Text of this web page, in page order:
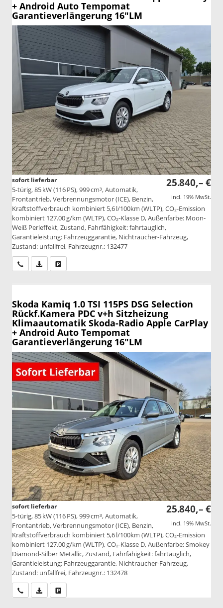
+ Android Auto Tempomat
Garantieverlängerung 16"LM
25.840,– €
incl. 19% MwSt.
sofort lieferbar
5-türig, 85 kW (116 PS), 999 cm³, Automatik,
Frontantrieb, Verbrennungsmotor (ICE), Benzin,
Kraftstoffverbrauch kombiniert 5,6 l/100km (WLTP), CO₂-Emission
kombiniert 127.00 g/km (WLTP), CO₂-Klasse D, Außenfarbe: Moon-
Weiß Perleffekt, Zustand, Fahrfähigkeit: fahrtauglich,
Garantieleistung: Fahrzeuggarantie, Nichtraucher-Fahrzeug,
Zustand: unfallfrei, Fahrzeugnr.: 132477
Wir rufen Sie anPDF-Datei, Fahrzeugexposé drucken
Skoda Kamiq 1.0 TSI 115PS DSG Selection
Rückf.Kamera PDC v+h Sitzheizung
Klimaautomatik Skoda-Radio Apple CarPlay
+ Android Auto Tempomat
Garantieverlängerung 16"LM
25.840,– €
incl. 19% MwSt.
sofort lieferbar
5-türig, 85 kW (116 PS), 999 cm³, Automatik,
Frontantrieb, Verbrennungsmotor (ICE), Benzin,
Kraftstoffverbrauch kombiniert 5,6 l/100km (WLTP), CO₂-Emission
kombiniert 127.00 g/km (WLTP), CO₂-Klasse D, Außenfarbe: Smokey
Diamond-Silber Metallic, Zustand, Fahrfähigkeit: fahrtauglich,
Garantieleistung: Fahrzeuggarantie, Nichtraucher-Fahrzeug,
Zustand: unfallfrei, Fahrzeugnr.: 132478
Wir rufen Sie anPDF-Datei, Fahrzeugexposé drucken